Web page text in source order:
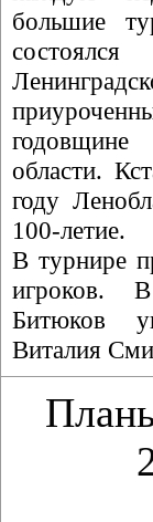
большие
области.
году
100-летие.
В турнире
игроков.
Битюков
Виталия